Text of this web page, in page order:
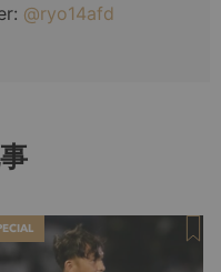
@ryo14afd